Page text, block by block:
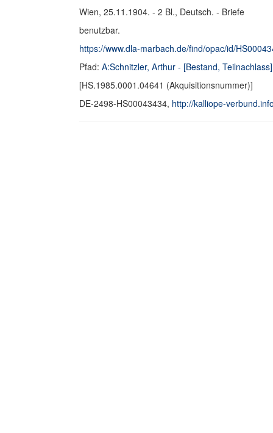
Wien, 25.11.1904. - 2 Bl., Deutsch. - Briefe
benutzbar.
https://www.dla-marbach.de/find/opac/id/
Pfad: A:Schnitzler, Arthur - [Bestand, Teilnachlass]
[HS.1985.0001.04641 (Akquisitionsnummer)]
DE-2498-HS00043434, http://kalliope-